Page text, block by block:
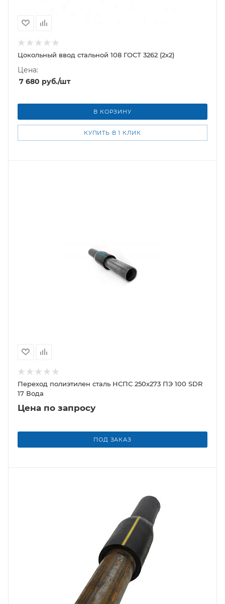
Цокольный ввод стальной 108 ГОСТ 3262 (2х2)
Цена:
7 680 руб./шт
В КОРЗИНУ
КУПИТЬ В 1 КЛИК
Переход полиэтилен сталь НСПС 250х273 ПЭ 100 SDR
17 Вода
Цена по запросу
ПОД ЗАКАЗ